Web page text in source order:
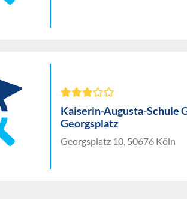
Kaiserin-Augusta-Schule
Georgsplatz
Georgsplatz 10, 50676 Köln